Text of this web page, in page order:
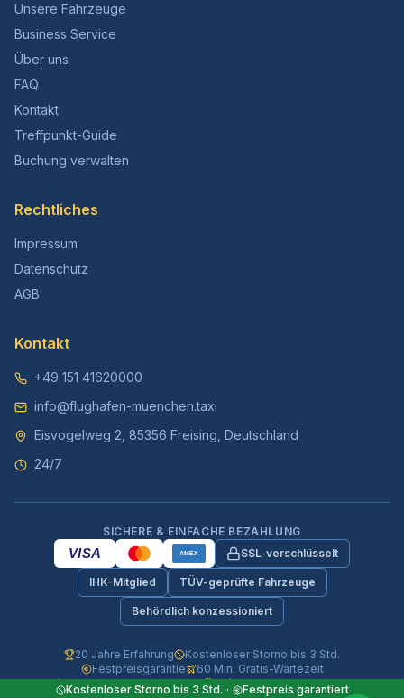
Unsere Fahrzeuge
Business Service
Über uns
FAQ
Kontakt
Treffpunkt-Guide
Buchung verwalten
Rechtliches
Impressum
Datenschutz
AGB
Kontakt
+49 151 41620000
info@flughafen-muenchen.taxi
Eisvogelweg 2, 85356 Freising, Deutschland
24/7
SICHERE & EINFACHE BEZAHLUNG
VISA AMEX SSL-verschlüsselt
IHK-Mitglied TÜV-geprüfte Fahrzeuge
Behördlich konzessioniert
20 Jahre Erfahrung
Kostenloser Storno bis 3 Std.
Festpreisgarantie
60 Min. Gratis-Wartezeit
Vollversicherte Fahrzeuge
24/7 Telefon & WhatsApp
Kostenloser Storno bis 3 Std. · Festpreis garantiert